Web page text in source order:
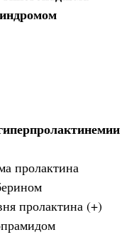
пролактина
пролактина (+)